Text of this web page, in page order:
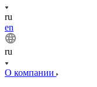
ru
en
ru
О компании